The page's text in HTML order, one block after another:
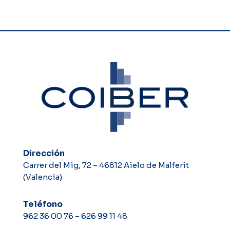
Dirección
Carrer del Mig, 72 – 46812 Aielo de Malferit
(Valencia)
Teléfono
962 36 00 76 – 626 99 11 48